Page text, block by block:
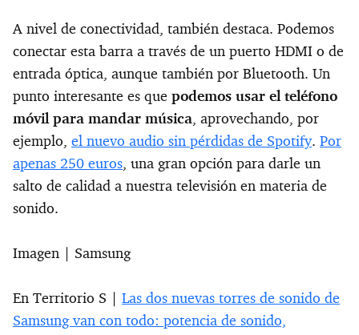
A nivel de conectividad, también destaca. Podemos
conectar esta barra a través de un puerto HDMI o de
entrada óptica, aunque también por Bluetooth. Un
punto interesante es que podemos usar el teléfono
móvil para mandar música, aprovechando, por
ejemplo, el nuevo audio sin pérdidas de Spotify. Por
apenas 250 euros, una gran opción para darle un
salto de calidad a nuestra televisión en materia de
sonido.
Imagen | Samsung
En Territorio S | Las dos nuevas torres de sonido de
Samsung van con todo: potencia de sonido,